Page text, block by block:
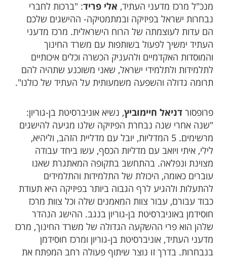
מנכ"ל מרכז מדעני העתיד, אלי פריד: "ברכות לחברי
נבחרות ישראל בפיזיקה ובמתמטיקה- ההישגים שלכם
הם עדות לעוצמתה של הרוח הישראלית. מרכז מדעני
העתיד ימשיך לפעול בשותפות עם משרד החינוך
והמוסדות האקדמיים ולהעניק הכשרה וכלים איכותיים
לתלמידות ולתלמידי ישראל, שאני משוכנע שתהיה להם
תרומה גדולה והשפעה משמעותית על העתיד של כולנו".
פרופסורדניאל חיימוביץ, נשיא אוניברסיטת בן-גוריון:
"שנה אחרי שנה נבחרת הפיזיקה שלנו מגיעה להישגים
מרשימים. 5 המדליות, יובל עם מדליית הזהב, וליהיא,
לילי, איתי ויואב עם מדליות הכסף, עשו ביחד עבודה
מצוינת ונפלאה. בהתחשב בתקופה המאתגרת שאנו
עוברים כאומה, היכולת של התלמידות והתלמידים
להתעלות ולהגיע לרף הגבוה ביותר בפיזיקה היא תעודת
כבוד עבורם, עבור צוות המאמנים שלה וכל צוות מרכז
חוסידמן באוניברסיטת בן-גוריון בנגב. ההישג הנהדר
שלהן הוא פרי ההשקעה הגדולה של משרד החינוך, מרכז
מדעני העתיד, אוניברסיטת בן-גוריון ומרכז חוסידמן
בנבחרות. בדרך זו נוצר שיתוף פעולה רחב המפתח את